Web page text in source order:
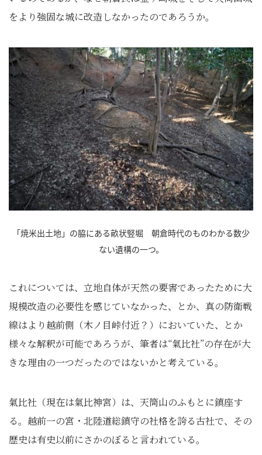
をより強固な城に改造しなかったのであろうか。
「焼米出土地」の脇にある畝状竪堀 朝倉時代のものわかる数少
ない遺構の一つ。
これについては、立地自体が天然の要害であったために大
規模改造の必要性を感じていなかった、とか、真の防衛戦
線はより越前側（木ノ目峠付近？）においていた、とか
様々な解釈が可能であろうが、筆者は“氣比社”の存在が大
きな理由の一つだったのではないかと考えている。
氣比社（現在は氣比神宮）は、天筒山のふもとに鎮座す
る。越前一の宮・北陸道総鎮守の社格を誇る古社で、その
歴史は有史以前にさかのぼると言われている。